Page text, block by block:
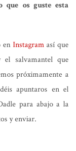
que os guste esta
en Instagram así que
salvamantel que
próximamente a
apuntaros en el
para abajo a la
y enviar.